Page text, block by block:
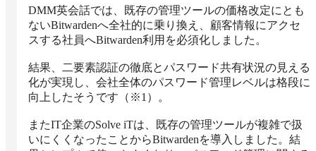
DMM英会話では、既存の管理ツールの価格改定にとも
ないBitwardenへ全社的に乗り換え、顧客情報にアクセ
スする社員へBitwarden利用を必須化しました。
結果、二要素認証の徹底とパスワード共有状況の見える
化が実現し、会社全体のパスワード管理レベルは格段に
向上したそうです（※1）。
またIT企業のSolve iTは、既存の管理ツールが複雑で扱
いにくくなったことからBitwardenを導入しました。結